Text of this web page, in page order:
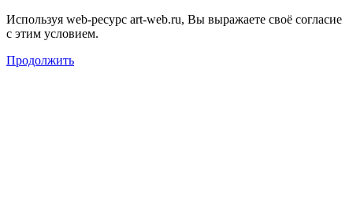
Используя web-ресурс art-web.ru, Вы выражаете своё согласие
с этим условием.
Продолжить